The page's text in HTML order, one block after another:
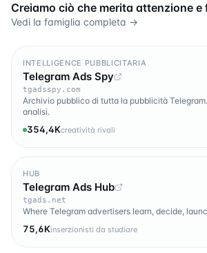
Creiamo ciò che merita attenzione e
Vedi la famiglia completa →
INTELLIGENCE PUBBLICITARIA
Telegram Ads Spy
tgadsspy.com
Archivio pubblico di tutta la pubblicità
analisi.
354,4Kcreatività rivali
HUB
Telegram Ads Hub
tgads.net
Where Telegram advertisers learn, decide,
75,6Kinserzionisti da studiare